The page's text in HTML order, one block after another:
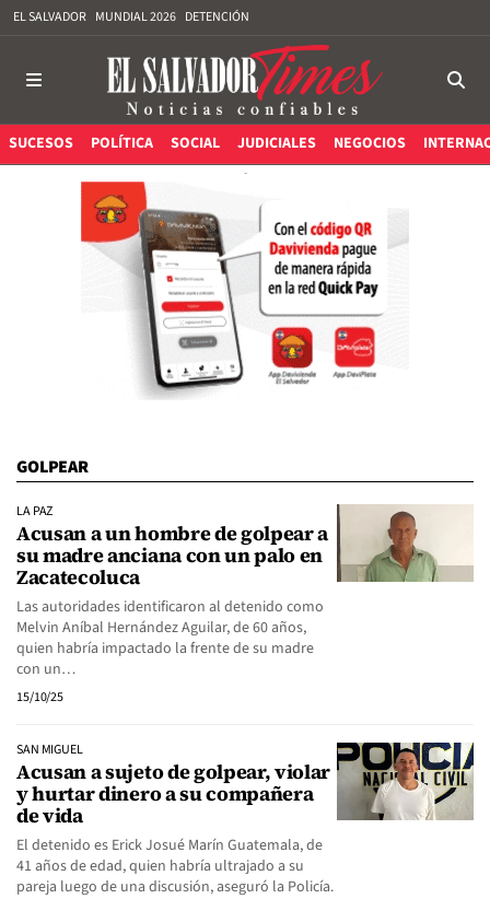
EL SALVADOR MUNDIAL 2026 DETENCIÓN
SUCESOS POLÍTICA SOCIAL JUDICIALES NEGOCIOS
GOLPEAR
LA PAZ
Acusan a un hombre de golpear a
su madre anciana con un palo en
Zacatecoluca
Las autoridades identificaron al detenido como
Melvin Aníbal Hernández Aguilar, de 60 años,
quien habría impactado la frente de su madre
con un…
15/10/25
SAN MIGUEL
Acusan a sujeto de golpear, violar
y hurtar dinero a su compañera
de vida
El detenido es Erick Josué Marín Guatemala, de
41 años de edad, quien habría ultrajado a su
pareja luego de una discusión, aseguró la Policía.